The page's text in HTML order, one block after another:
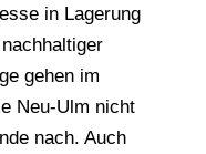
in Lagerung
gehen im
Neu-Ulm nicht
nach. Auch